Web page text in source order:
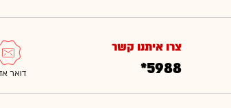
צרו איתנו קשר
*5988